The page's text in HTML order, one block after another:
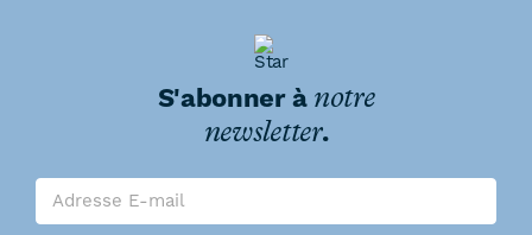
S'abonner à notre
newsletter.
Leave
this
field